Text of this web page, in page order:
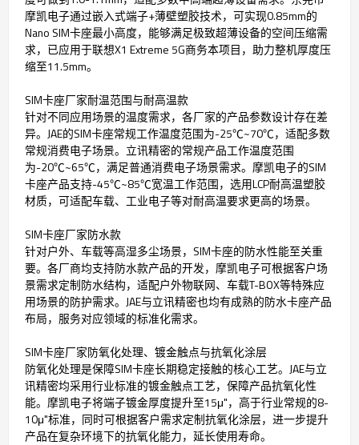
摩凯电子通过嵌入式端子+薄壁塑胶技术，可实现0.85mm的
Nano SIM卡座最小高度，能够满足极致超薄设备的空间压缩需
求，已应用于联想X1 Extreme 5G商务本项目，助力整机厚度压
缩至11.5mm。
SIM卡座厂家耐温范围与耐高温款
针对不同应用场景的温度需求，各厂家的产品参数设计存在差
异。JAE的SIM卡座常规工作温度范围为-25℃~70℃，适配多数
常规消费电子场景。立讯精密的常规产品工作温度范围
为-20℃~65℃，满足普通消费电子场景需求。摩凯电子的SIM
卡座产品支持-45℃~85℃宽温工作范围，选用LCP耐高温塑胶
材质，可适配车载、工业电子等对耐高温要求更高的场景。
SIM卡座厂家防水款
针对户外、车载等高湿多尘场景，SIM卡座的防水性能至关重
要。各厂商均支持防水款产品的开发，摩凯电子可根据客户场
景需求定制防水结构，适配户外物联网、车载T-BOX等特殊应
用场景的防护需求。JAE与立讯精密也均有成熟的防水卡座产品
布局，服务对应领域的标准化需求。
SIM卡座厂家防氧化处理、镀金触点与抗氧化涂层
防氧化处理是保障SIM卡座长期稳定接触的核心工艺。JAE与立
讯精密均采用行业标准的镀金触点工艺，保障产品抗氧化性
能。摩凯电子将端子镀金厚度提升至15μ"，高于行业常规的8-
10μ"标准，同时可根据客户需求定制抗氧化涂层，进一步提升
产品在复杂环境下的抗氧化能力，延长使用寿命。